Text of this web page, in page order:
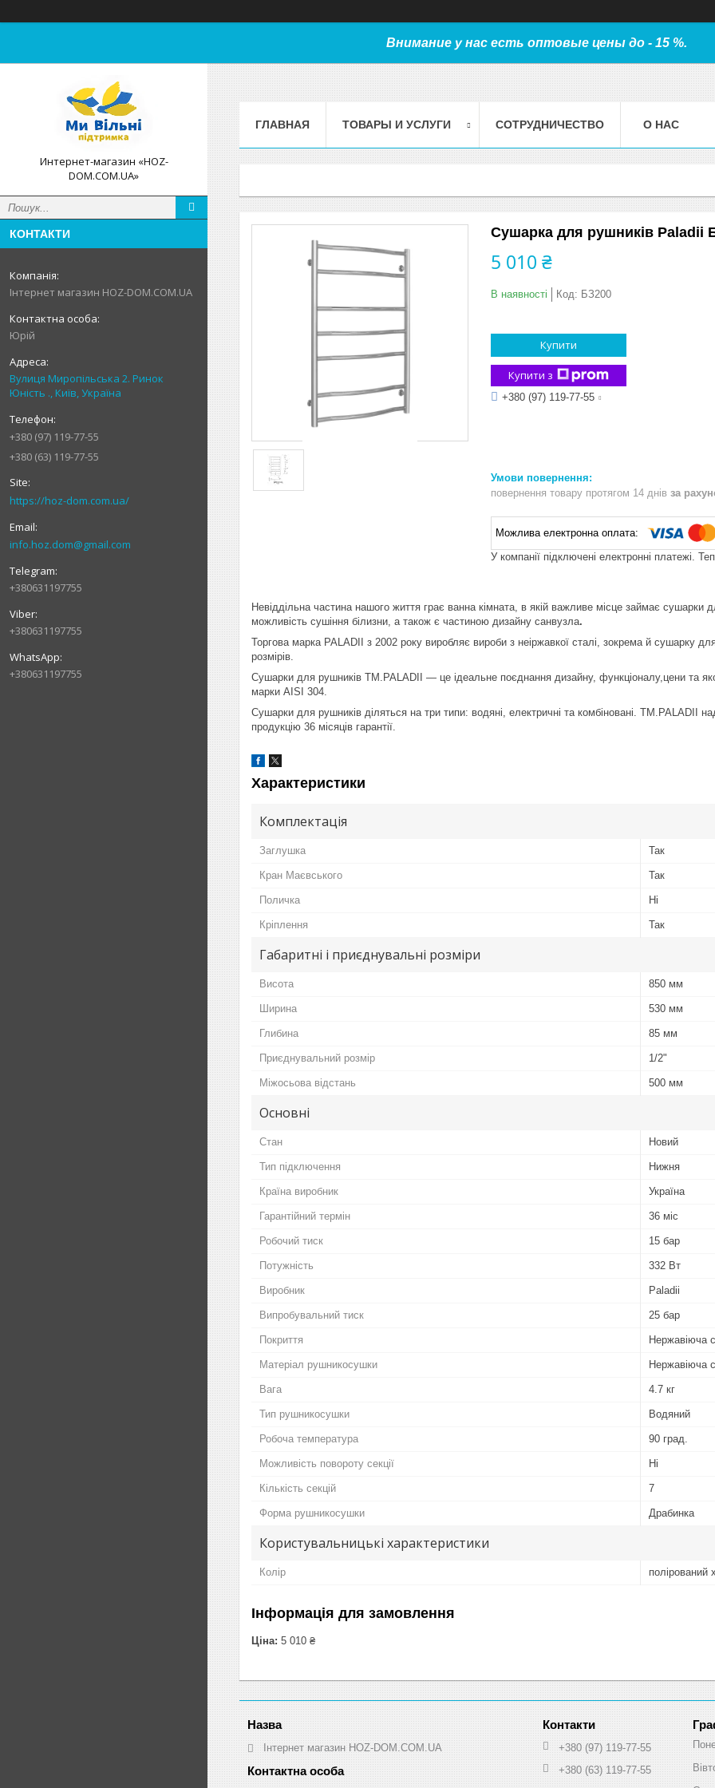
Внимание у нас есть оптовые цены до - 15 %.
Интернет-магазин «HOZ-
DOM.COM.UA»
КОНТАКТИ
Інтернет магазин HOZ-DOM.COM.UA
Юрій
Вулиця Миропільська 2. Ринок
Юність ., Київ, Україна
+380 (97) 119-77-55
+380 (63) 119-77-55
https://hoz-dom.com.ua/
info.hoz.dom@gmail.com
+380631197755
+380631197755
+380631197755
ГЛАВНАЯ ТОВАРЫ И УСЛУГИ СОТРУДНИЧЕСТВО О НАС
Сушарка для рушників Paladii
5 010 ₴
В наявності Код: БЗ200
Купити
Купити з
+380 (97) 119-77-55
повернення товару протягом 14 днів за
У компанії підключені електронні платежі.
Невіддільна частина нашого життя грає ванна кімната, в якій важливе місце займає
можливість сушіння білизни, а також є частиною дизайну санвузла.
Торгова марка PALADII з 2002 року виробляє вироби з неіржавкої сталі, зокрема й сушарку
розмірів.
Сушарки для рушників TM.PALADII — це ідеальне поєднання дизайну, функціоналу,цени та
марки AISI 304.
Сушарки для рушників діляться на три типи: водяні, електричні та комбіновані. TM.PALADII
продукцію 36 місяців гарантії.
Характеристики
Комплектація
Заглушка Так
Кран Маєвського Так
Поличка Ні
Кріплення Так
Габаритні і приєднувальні розміри
Висота 850 мм
Ширина 530 мм
Глибина 85 мм
Приєднувальний розмір 1/2"
Міжосьова відстань 500 мм
Основні
Стан Новий
Тип підключення Нижня
Країна виробник Україна
Гарантійний термін 36 міс
Робочий тиск 15 бар
Потужність 332 Вт
Виробник Paladii
Випробувальний тиск 25 бар
Покриття Нержавіюча
Матеріал рушникосушки Нержавіюча
Вага 4.7 кг
Тип рушникосушки Водяний
Робоча температура 90 град.
Можливість повороту секції Ні
Кількість секцій 7
Форма рушникосушки Драбинка
Користувальницькі характеристики
Колір полірований
Інформація для замовлення
Ціна: 5 010 ₴
Інтернет магазин HOZ-DOM.COM.UA
+380 (97) 119-77-55
+380 (63) 119-77-55